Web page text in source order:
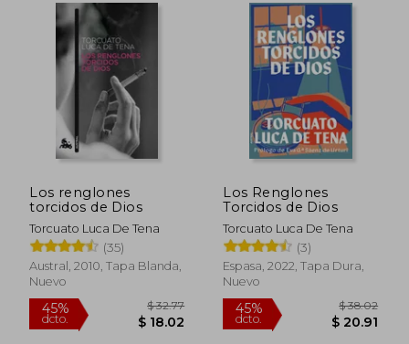
de Escrito en las olas, La llamada, Las
tribulaciones de una chica decente,
Paisaje con muñeca rota y Primer y último
amor, entre otras. En el género ensayístico
destacan América y sus enigmas, Papeles
para la pequeña y la gran historia y Franco,
sí, pero..., con el que obtuvo el Premio
Espejo de España 1993.
Los renglones
torcidos de Dios
Torcuato Luca De Tena
(35)
Austral, 2010, Tapa Blanda,
Nuevo
Los Renglones
Torcidos de Dios
Torcuato Luca De Tena
(3)
Espasa, 2022, Tapa Dura,
Nuevo